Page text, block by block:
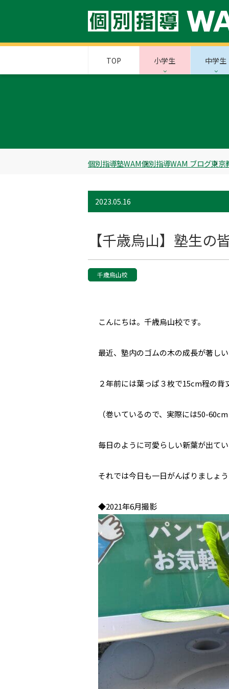
TOP 小学生 中学生
個別指導塾WAM個別指導WAM ブログ東京
2023.05.16
【千歳烏山】塾生の
千歳烏山校
こんにちは。千歳烏山校です。
最近、塾内のゴムの木の成長が著し
２年前には葉っぱ３枚で15cm程の
（巻いているので、実際には50-
毎日のように可愛らしい新葉が出て
それでは今日も一日がんばりましょ
◆2021年6月撮影